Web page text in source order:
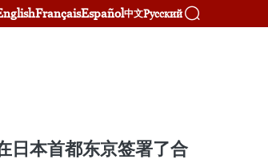
FrançaisEspañol中文Русский
日本首都东京签署了合